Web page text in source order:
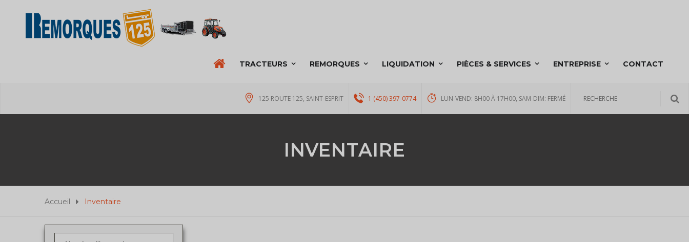
TRACTEURS REMORQUES LIQUIDATION PIÈCES & SERVICES ENTREPRISE CONTACT
125 ROUTE 125, SAINT-ESPRIT 1 (450) 397-0774 LUN-VEND: 8H00 À 17H00, SAM-DIM: FERMÉ
INVENTAIRE
Accueil Inventaire